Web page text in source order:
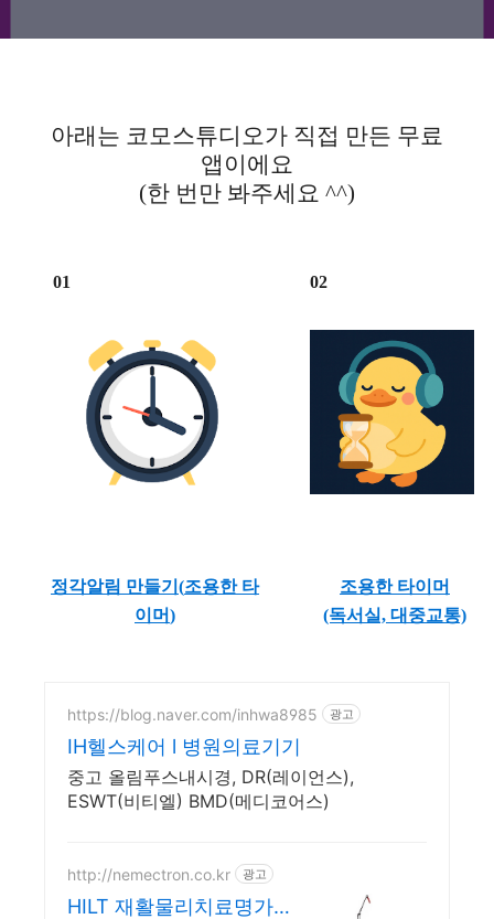
아래는 코모스튜디오가 직접 만든 무료
앱이에요
(한 번만 봐주세요 ^^)
01 02
정각알림 만들기(조용한 타
이머)
조용한 타이머
(독서실, 대중교통)
https://blog.naver.com/inhwa8985 광고
IH헬스케어 l 병원의료기기
중고 올림푸스내시경, DR(레이언스),
ESWT(비티엘) BMD(메디코어스)
http://nemectron.co.kr 광고
HILT 재활물리치료명가